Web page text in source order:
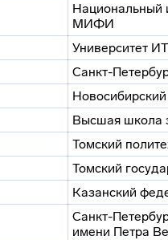
Национальный
МИФИ
Университет
Санкт-
Высшая школа
Томский
Томский
Казанский
Санкт-
имени Петра